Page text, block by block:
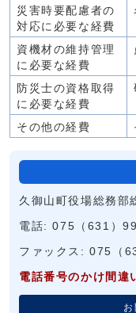
災害時要配慮者の
対応に必要な経費
資機材の維持管理
に必要な経費
防災士の資格取得
に必要な経費
その他の経費
久御山町役場総務部
電話: 075（631）
ファックス: 075（
電話番号のかけ間違
お